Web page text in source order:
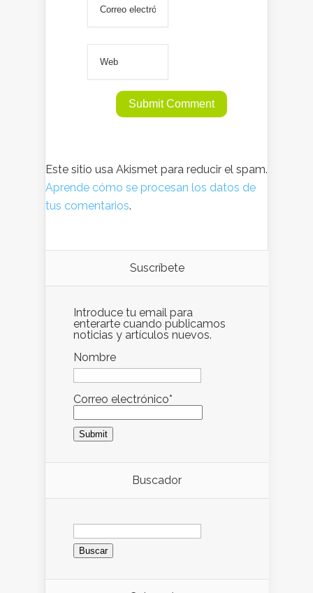
Este sitio usa Akismet para reducir el spam.
Aprende cómo se procesan los datos de
tus comentarios.
Suscríbete
Introduce tu email para
enterarte cuando publicamos
noticias y artículos nuevos.
Nombre
Correo electrónico*
Buscador
Buscar: